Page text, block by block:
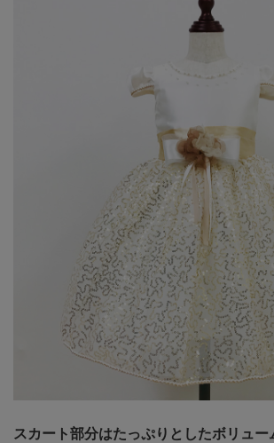
スカート部分はたっぷりとしたボリュー